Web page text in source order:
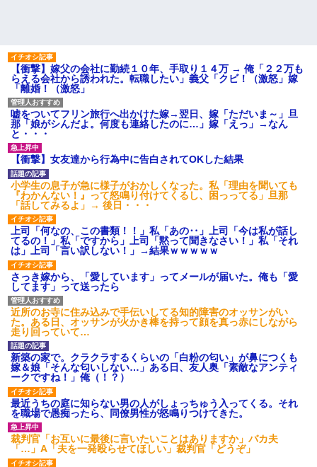
の？ｗｗ」「逆に超安い」
私「ちょっと、人の家の金庫
触らないでよ！」キチママ『そ
こに金庫があったから、開けて
みようとしただけ☆』義兄「泥
は出てけ！二度と来るな！」結
果・・・
私「初めて飲む味だけどなん
のお茶？」彼「ちっ！」私「」
【GIF】JSのカンチョーワロ
タ
後続車にクラクションを鳴ら
され彼氏が逆切れ。「何クラク
ション鳴らしてんだ！降りてこ
いよ！」と怒鳴りだし...
【衝撃】報酬100万円超の治験
募集がこちらｗｗｗｗｗ(※画像
あり)
【ネット騒然】惨殺されたタ
ワマン頂き女子のこの動画、す
げえええええｗｗｗｗｗｗｗｗ
ｗｗｗ
【愕然】白のクラウン俺氏、
高速道路左車線を制限速度で走
った結果wwwwwwwwwwww
百年の恋12-899 食べた量を
張り合ってくる
【悲報】佐藤輝明・・・２軍
でも盛大にやらかす←あまり悲
しませないでくれ
【衝撃】嫁父の会社に勤続１０年、手取り１４万 → 俺「２２万も
らえる会社から誘われた。転職したい」義父「クビ！（激怒」嫁
「離婚！（激怒」
嘘をついてフリン旅行へ出かけた嫁→翌日、嫁「ただいま～」旦
那「娘がシんだよ。何度も連絡したのに…」嫁「えっ」→なん
と・・・
【衝撃】女友達から行為中に告白されてOKした結果
小学生の息子が急に様子がおかしくなった。私「理由を聞いても
『わかんない！』って怒鳴り付けてくるし、困っってる」旦那
「話してみるよ」→ 後日・・・
上司「何なの、この書類！！」私「あの‥」上司「今は私が話し
てるの！」私「ですから」上司「黙って聞きなさい！」私「それ
は」上司「言い訳しない！」→結果ｗｗｗｗｗ
さっき嫁から、「愛しています」ってメールが届いた。俺も「愛
してます」って送ったら
近所のお寺に住み込みで手伝いしてる知的障害のオッサンがい
た。ある日、オッサンが火かき棒を持って顔を真っ赤にしながら
走り回っていて…
新築の家で。クラクラするくらいの「白粉の匂い」が鼻につくも
嫁＆娘「そんな匂いしない…」ある日、友人奥「素敵なアンティ
ークですね！」俺（！？）
最近うちの庭に知らない男の人がしょっちゅう入ってくる。それ
を職場で愚痴ったら、同僚男性が怒鳴りつけてきた。
裁判官「お互いに最後に言いたいことはありますか」バカ夫
「…」A「夫を一発殴らせてほしい」裁判官「どうぞ」